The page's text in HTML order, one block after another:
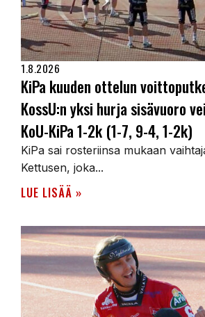
1.8.2026
KiPa kuuden ottelun
KossU:n yksi hurja sisävuoro
KoU-KiPa 1-2k (1-7, 9-4, 1-2k)
KiPa sai rosteriinsa mukaan
Kettusen, joka...
LUE LISÄÄ »